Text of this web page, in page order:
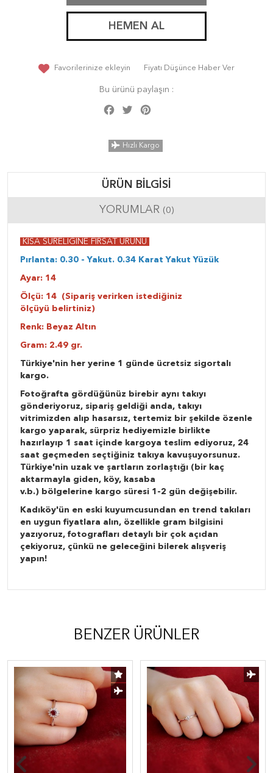
HEMEN AL
Favorilerinize ekleyin Fiyatı Düşünce Haber Ver
Bu ürünü paylaşın :
Facebook
Twitter
Hızlı Kargo
ÜRÜN BILGISI
YORUMLAR (0)
KISA SÜRELİĞİNE FIRSAT ÜRÜNÜ
Pırlanta: 0.30 - Yakut. 0.34 Karat Yakut Yüzük
Ayar: 14
Ölçü: 14 (Sipariş verirken istediğiniz
ölçüyü belirtiniz)
Renk: Beyaz Altın
Gram: 2.49 gr.
Türkiye'nin her yerine 1 günde ücretsiz sigortalı
kargo.
Fotoğrafta gördüğünüz birebir aynı takıyı
gönderiyoruz, sipariş geldiği anda, takıyı
vitrimizden alıp hasarsız, tertemiz bir şekilde özenle
kargo yaparak, sürpriz hediyemizle birlikte
hazırlayıp 1 saat içinde kargoya teslim ediyoruz, 24
saat geçmeden seçtiğiniz takıya kavuşuyorsunuz.
Türkiye'nin uzak ve şartların zorlaştığı (bir kaç
aktarmayla giden, köy, kasaba
v.b.) bölgelerine kargo süresi 1-2 gün değişebilir.
Kadıköy'ün en eski kuyumcusundan en trend takıları
en uygun fiyatlara alın, özellikle gram bilgisini
yazıyoruz, fotografları detaylı bir çok açıdan
çekiyoruz, çünkü ne geleceğini bilerek alışveriş
yapın!
BENZER ÜRÜNLER